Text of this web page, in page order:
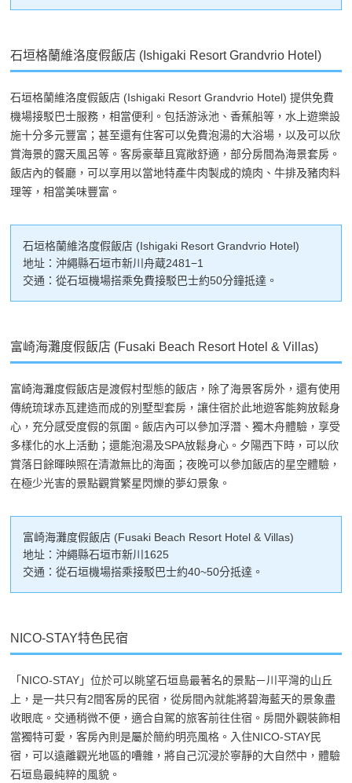
石垣格蘭維洛度假飯店 (Ishigaki Resort Grandvrio Hotel)
石垣格蘭維洛度假飯店 (Ishigaki Resort Grandvrio Hotel) 提供免費
機場接駁巴士服務，相當便利。包括游泳池、香蕉船等，水上遊樂設
施十分多元豐富；甚至還有住客可以免費泡湯的大浴場，以及可以欣
賞海景的露天風呂等。客房豪華且寬敞舒適，部分房間為海景套房。
飯店內的餐廳，可以享用以當地特產牛肉製成的燒肉、牛排及豬肉料
理等，相當美味豐富。
石垣格蘭維洛度假飯店 (Ishigaki Resort Grandvrio Hotel)
地址：沖繩縣石垣市新川舟蔵2481−1
交通：從石垣機場搭乘免費接駁巴士約50分鐘抵達。
富崎海灘度假飯店 (Fusaki Beach Resort Hotel & Villas)
富崎海灘度假飯店是渡假村型態的飯店，除了海景客房外，還有使用
傳統琉球赤瓦建造而成的別墅型套房，讓住宿於此地遊客能夠放鬆身
心，充分感受度假的氛圍。飯店內可以參加浮潛、獨木舟體驗，享受
多樣化的水上活動；還能泡湯及SPA放鬆身心。夕陽西下時，可以欣
賞落日餘暉映照在清澈無比的海面；夜晚可以參加飯店的星空體驗，
在極少光害的景點觀賞繁星閃爍的夢幻景象。
富崎海灘度假飯店 (Fusaki Beach Resort Hotel & Villas)
地址：沖繩縣石垣市新川1625
交通：從石垣機場搭乘接駁巴士約40~50分抵達。
NICO-STAY特色民宿
「NICO-STAY」位於可以眺望石垣島最著名的景點－川平灣的山丘
上，是一共只有2間客房的民宿，從房間內就能將碧海藍天的景象盡
收眼底。交通稍微不便，適合自駕的旅客前往住宿。房間外觀裝飾相
當獨特可愛，客房內則是屬於簡約明亮風格。入住NICO-STAY民
宿，可以遠離觀光地區的嘈雜，將自己沉浸於寧靜的大自然中，體驗
石垣島最純粹的風貌。